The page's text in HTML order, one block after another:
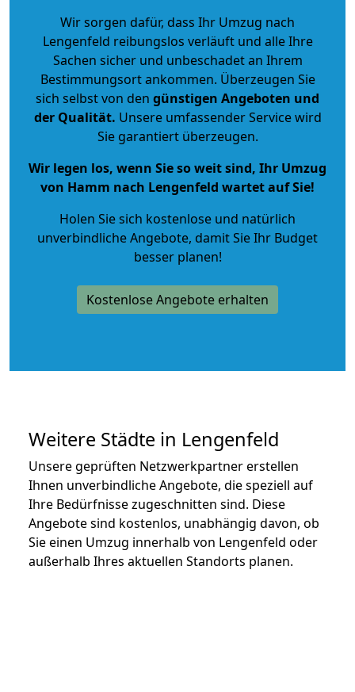
Wir sorgen dafür, dass Ihr Umzug nach
Lengenfeld reibungslos verläuft und alle Ihre
Sachen sicher und unbeschadet an Ihrem
Bestimmungsort ankommen. Überzeugen Sie
sich selbst von den günstigen Angeboten und
der Qualität. Unsere umfassender Service wird
Sie garantiert überzeugen.
Wir legen los, wenn Sie so weit sind, Ihr Umzug
von Hamm nach Lengenfeld wartet auf Sie!
Holen Sie sich kostenlose und natürlich
unverbindliche Angebote, damit Sie Ihr Budget
besser planen!
Kostenlose Angebote erhalten
Weitere Städte in Lengenfeld
Unsere geprüften Netzwerkpartner erstellen
Ihnen unverbindliche Angebote, die speziell auf
Ihre Bedürfnisse zugeschnitten sind. Diese
Angebote sind kostenlos, unabhängig davon, ob
Sie einen Umzug innerhalb von Lengenfeld oder
außerhalb Ihres aktuellen Standorts planen.